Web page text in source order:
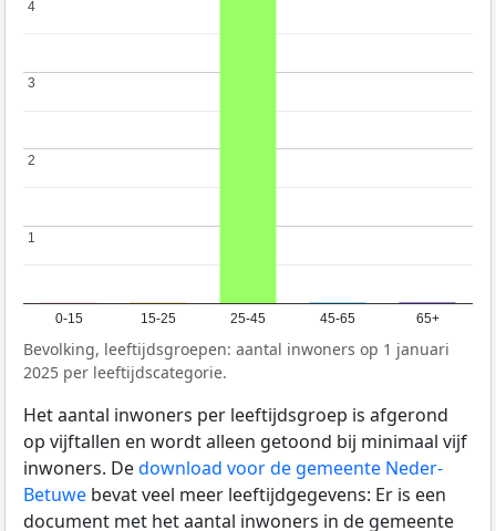
0-15 15-25 25-45 45-65 65+
1
1
2
2
3
3
4
4
Bevolking, leeftijdsgroepen: aantal inwoners op 1 januari
2025 per leeftijdscategorie.
Het aantal inwoners per leeftijdsgroep is afgerond
op vijftallen en wordt alleen getoond bij minimaal vijf
inwoners. Dedownload voor de gemeente Neder-
Betuwe bevat veel meer leeftijdgegevens: Er is een
document met het aantal inwoners in de gemeente